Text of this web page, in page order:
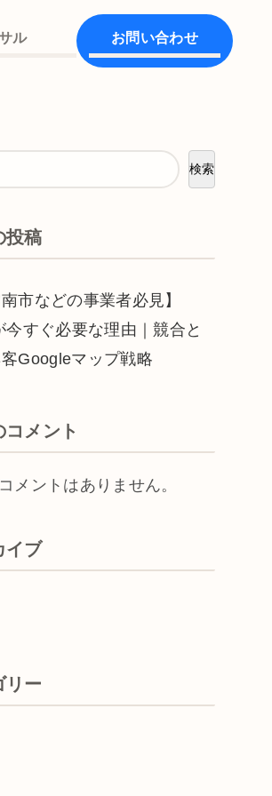
ル お問い合わせ
検索
投稿
南市などの事業者必見】
今すぐ必要な理由｜競合と
Googleマップ戦略
コメント
メントはありません。
イブ
リー